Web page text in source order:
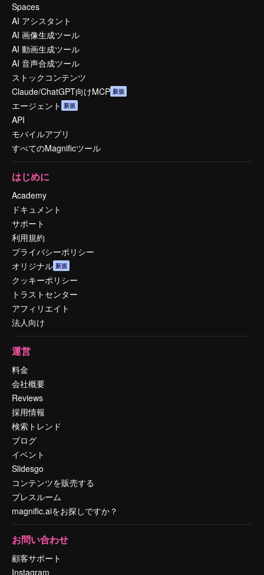
Spaces
AI アシスタント
AI 画像生成ツール
AI 動画生成ツール
AI 音声合成ツール
ストックコンテンツ
Claude/ChatGPT向けMCP 新規
エージェント 新規
API
モバイルアプリ
すべてのMagnificツール
はじめに
Academy
ドキュメント
サポート
利用規約
プライバシーポリシー
オリジナル 新規
クッキーポリシー
トラストセンター
アフィリエイト
法人向け
運営
料金
会社概要
Reviews
採用情報
検索トレンド
ブログ
イベント
Slidesgo
コンテンツを販売する
プレスルーム
magnific.aiをお探しですか？
お問い合わせ
顧客サポート
Instagram